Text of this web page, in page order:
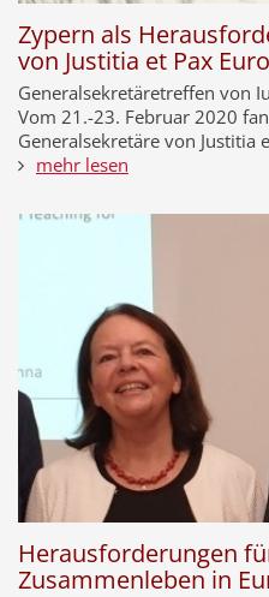
Zypern als
von Justitia et Pax
Generalsekretäretreffen von
Vom 21.-23. Februar 2020
Generalsekretäre von Justitia
mehr lesen
Herausforderungen
Zusammenleben in